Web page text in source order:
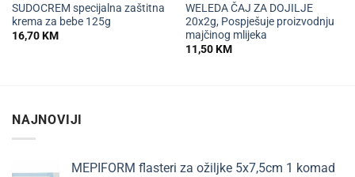
SUDOCREM specijalna zaštitna
krema za bebe 125g
16,70KM
WELEDA ČAJ ZA DOJILJE
20x2g, Pospješuje proizvodnju
majčinog mlijeka
11,50KM
NAJNOVIJI
MEPIFORM flasteri za ožiljke 5x7,5cm 1 komad